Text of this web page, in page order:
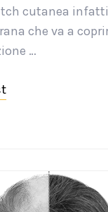
cutanea
che va a
…